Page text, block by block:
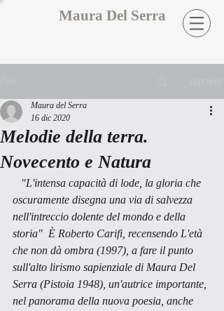
Maura Del Serra
Melodie della terra.
Novecento e Natura
Maura del Serra
16 dic 2020
oscuramente disegna una via di salvezza
nell'intreccio dolente del mondo e della
storia"  È Roberto Carifi, recensendo L'età
che non dà ombra (1997), a fare il punto
sull'alto lirismo sapienziale di Maura Del
Serra (Pistoia 1948), un'autrice importante,
nel panorama della nuova poesia, anche